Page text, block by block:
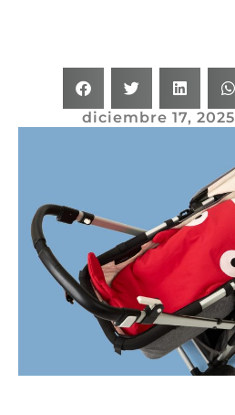
diciembre 17, 2025